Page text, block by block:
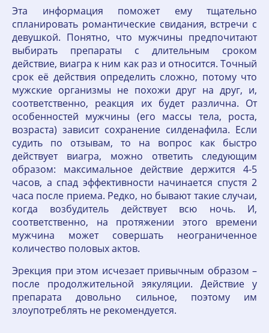
Эта информация поможет ему тщательно
спланировать романтические свидания, встречи с
девушкой. Понятно, что мужчины предпочитают
выбирать препараты с длительным сроком
действие, виагра к ним как раз и относится. Точный
срок её действия определить сложно, потому что
мужские организмы не похожи друг на друг, и,
соответственно, реакция их будет различна. От
особенностей мужчины (его массы тела, роста,
возраста) зависит сохранение силденафила. Если
судить по отзывам, то на вопрос как быстро
действует виагра, можно ответить следующим
образом: максимальное действие держится 4-5
часов, а спад эффективности начинается спустя 2
часа после приема. Редко, но бывают такие случаи,
когда возбудитель действует всю ночь. И,
соответственно, на протяжении этого времени
мужчина может совершать неограниченное
количество половых актов.
Эрекция при этом исчезает привычным образом –
после продолжительной эякуляции. Действие у
препарата довольно сильное, поэтому им
злоупотреблять не рекомендуется.